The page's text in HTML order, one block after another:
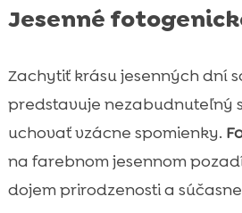
Jesenné
Zachytiť krásu jesenných dní
predstavuje nezabudnuteľný
uchovať vzácne spomienky.
na farebnom jesennom
dojem prirodzenosti a